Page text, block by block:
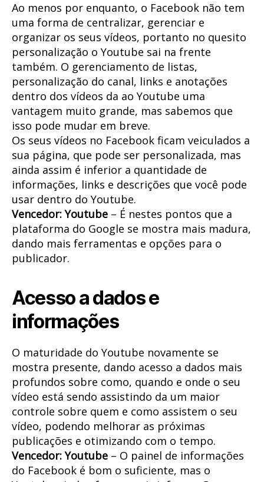
Ao menos por enquanto, o Facebook não tem
uma forma de centralizar, gerenciar e
organizar os seus vídeos, portanto no quesito
personalização o Youtube sai na frente
também. O gerenciamento de listas,
personalização do canal, links e anotações
dentro dos vídeos da ao Youtube uma
vantagem muito grande, mas sabemos que
isso pode mudar em breve.
Os seus vídeos no Facebook ficam veiculados a
sua página, que pode ser personalizada, mas
ainda assim é inferior a quantidade de
informações, links e descrições que você pode
usar dentro do Youtube.
Vencedor: Youtube – É nestes pontos que a
plataforma do Google se mostra mais madura,
dando mais ferramentas e opções para o
publicador.
Acesso a dados e
informações
O maturidade do Youtube novamente se
mostra presente, dando acesso a dados mais
profundos sobre como, quando e onde o seu
vídeo está sendo assistindo da um maior
controle sobre quem e como assistem o seu
vídeo, podendo melhorar as próximas
publicações e otimizando com o tempo.
Vencedor: Youtube – O painel de informações
do Facebook é bom o suficiente, mas o